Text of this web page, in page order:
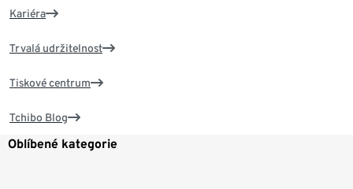
Kariéra
Trvalá udržitelnost
Tiskové centrum
Tchibo Blog
Oblíbené kategorie